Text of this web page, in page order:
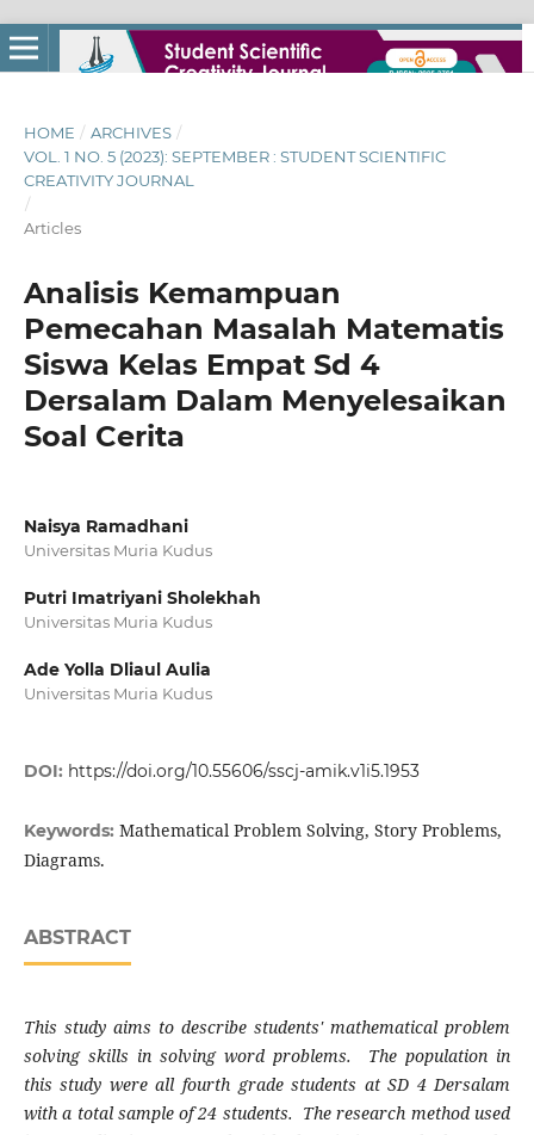
HOME / ARCHIVES /
VOL. 1 NO. 5 (2023): SEPTEMBER : STUDENT SCIENTIFIC
CREATIVITY JOURNAL
/
Articles
Analisis Kemampuan
Pemecahan Masalah Matematis
Siswa Kelas Empat Sd 4
Dersalam Dalam Menyelesaikan
Soal Cerita
Naisya Ramadhani
Universitas Muria Kudus
Putri Imatriyani Sholekhah
Universitas Muria Kudus
Ade Yolla Dliaul Aulia
Universitas Muria Kudus
DOI: https://doi.org/10.55606/sscj-amik.v1i5.1953
Keywords: Mathematical Problem Solving, Story Problems,
Diagrams.
ABSTRACT
This study aims to describe students' mathematical problem
solving skills in solving word problems. The population in
this study were all fourth grade students at SD 4 Dersalam
with a total sample of 24 students. The research method used